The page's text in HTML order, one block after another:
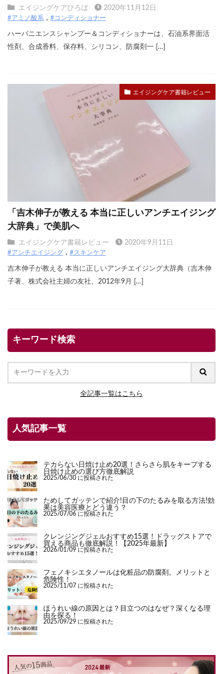
エイジングケアひろば 2020年11月12日
#アミノ酸系 #コンディショナー
ハーバニエンスシャンプー＆コンディショナーは、石油系界面活
性剤、合成香料、保存料、シリコン、防腐剤一 […]
エイジングケア書籍レビュー
「吉木伸子が教える 本当に正しいアンチエイジング
大辞典」で美肌へ
エイジングケア書籍レビュー 2020年9月11日
#アンチエイジング #スキンケア
吉木伸子が教える 本当に正しいアンチエイジング大辞典（吉木伸
子著、株式会社主婦の友社、2012年9月 […]
キーワード検索
全記事一覧はこちら
人気記事一覧
テカらない日焼け止め20選！さらさら肌をキープする
日焼け止めの選び方徹底解説
2025/06/30 に投稿された
ためしてガッテンで紹介!目の下のたるみを取る方法!効
果は美容医療とどう違う？
2025/07/06 に投稿された
クレンジングジェルおすすめ15選！ドラッグストアで
買える商品も徹底解説！【2025年最新】
2026/01/09 に投稿された
フェノキシエタノールは化粧品の防腐剤。メリットと
危険性！
2025/11/07 に投稿された
ほうれい線の原因とは？目立つのはなぜ？深くなる理
由を探る！
2025/09/29 に投稿された